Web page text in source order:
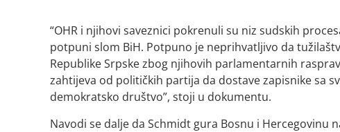
“OHR i njihovi saveznici pokrenuli su niz sudskih
potpuni slom BiH. Potpuno je neprihvatljivo da
Republike Srpske zbog njihovih parlamentarnih
zahtijeva od političkih partija da dostave zapisnike sa
demokratsko društvo”, stoji u dokumentu.
Navodi se dalje da Schmidt gura Bosnu i Hercegovinu